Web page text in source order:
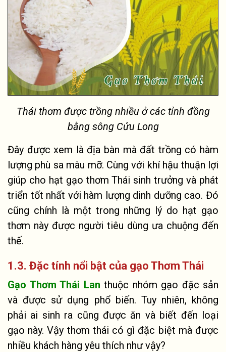
Thái thơm được trồng nhiều ở các tỉnh đồng
bằng sông Cửu Long
Đây được xem là địa bàn mà đất trồng có hàm
lượng phù sa màu mỡ. Cùng với khí hậu thuận lợi
giúp cho hạt gạo thơm Thái sinh trưởng và phát
triển tốt nhất với hàm lượng dinh dưỡng cao. Đó
cũng chính là một trong những lý do hạt gạo
thơm này được người tiêu dùng ưa chuộng đến
thế.
1.3. Đặc tính nổi bật của gạo Thơm Thái
Gạo Thơm Thái Lan thuộc nhóm gạo đặc sản
và được sử dụng phổ biến. Tuy nhiên, không
phải ai sinh ra cũng được ăn và biết đến loại
gạo này. Vậy thơm thái có gì đặc biệt mà được
nhiều khách hàng yêu thích như vậy?